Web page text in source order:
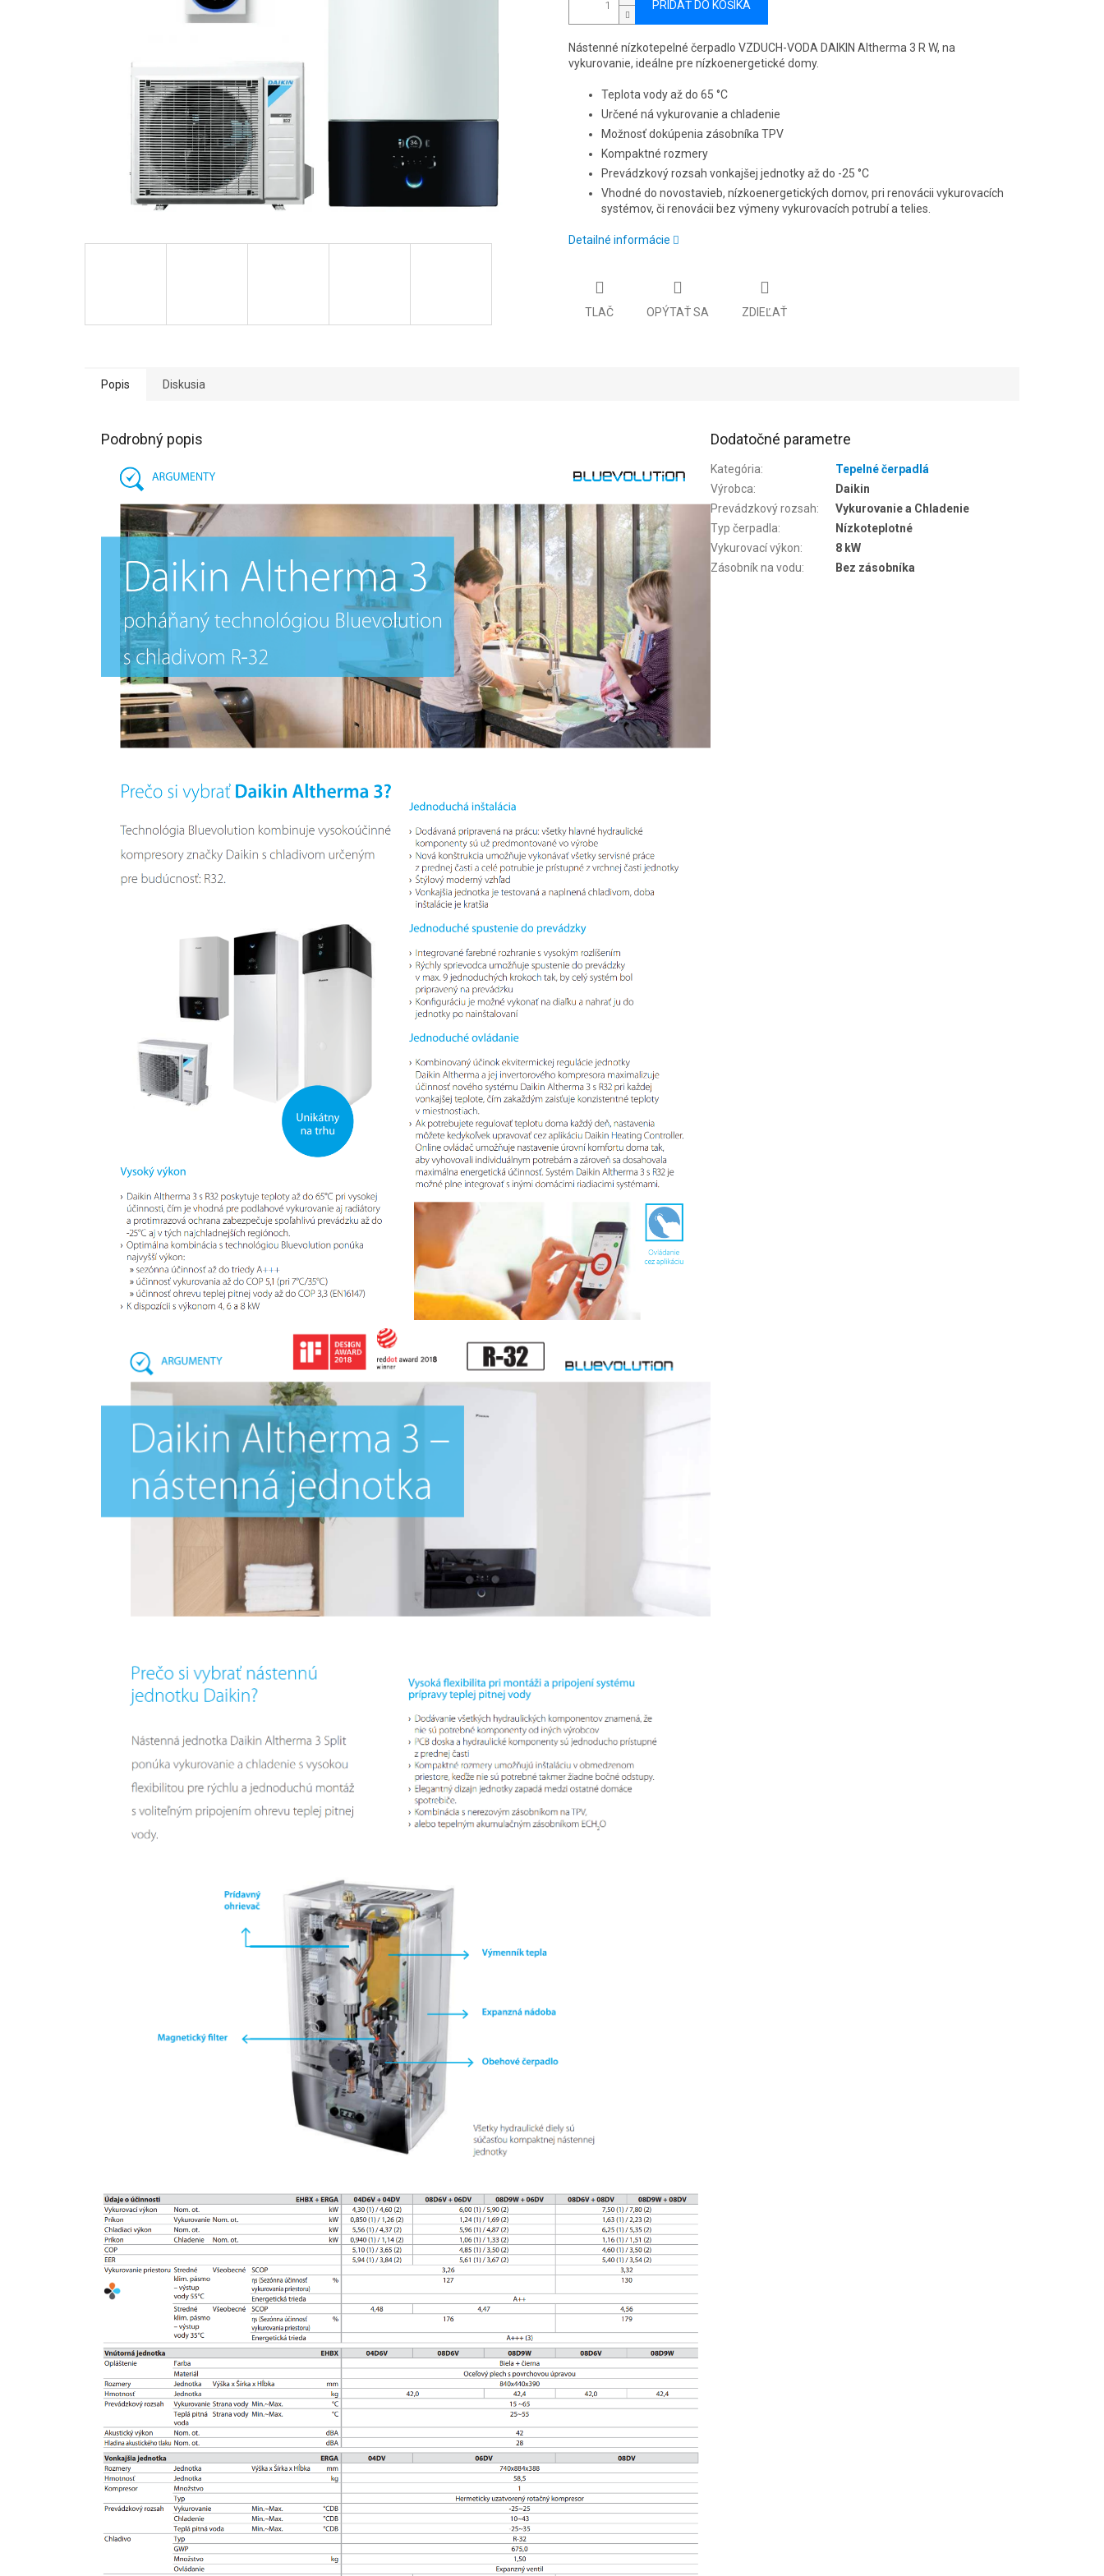
PRIDAŤ DO KOŠÍKA
Nástenné nízkotepelné čerpadlo VZDUCH-VODA DAIKIN Altherma 3 R W, na
vykurovanie, ideálne pre nízkoenergetické domy.
Teplota vody až do 65 °C
Určené ná vykurovanie a chladenie
Možnosť dokúpenia zásobníka TPV
Kompaktné rozmery
Prevádzkový rozsah vonkajšej jednotky až do -25 °C
Vhodné do novostavieb, nízkoenergetických domov, pri renovácii vykurovacích
systémov, či renovácii bez výmeny vykurovacích potrubí a telies.
Detailné informácie
TLAČ OPÝTAŤ SA ZDIEĽAŤ
Popis Diskusia
Podrobný popis Dodatočné parametre
Kategória:
Tepelné čerpadlá
Výrobca:
Daikin
Prevádzkový rozsah:
Vykurovanie a Chladenie
Typ čerpadla:
Nízkoteplotné
Vykurovací výkon:
8 kW
Zásobník na vodu: Bez zásobníka